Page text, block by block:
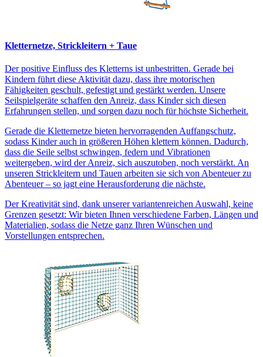
Kletternetze, Strickleitern + Taue
Der positive Einfluss des Kletterns ist unbestritten. Gerade bei
Kindern führt diese Aktivität dazu, dass ihre motorischen
Fähigkeiten geschult, gefestigt und gestärkt werden. Unsere
Seilspielgeräte schaffen den Anreiz, dass Kinder sich diesen
Erfahrungen stellen, und sorgen dazu noch für höchste Sicherheit.
Gerade die Kletternetze bieten hervorragenden Auffangschutz,
sodass Kinder auch in größeren Höhen klettern können. Dadurch,
dass die Seile selbst schwingen, federn und Vibrationen
weitergeben, wird der Anreiz, sich auszutoben, noch verstärkt. An
unseren Strickleitern und Tauen arbeiten sie sich von Abenteuer zu
Abenteuer – so jagt eine Herausforderung die nächste.
Der Kreativität sind, dank unserer variantenreichen Auswahl, keine
Grenzen gesetzt: Wir bieten Ihnen verschiedene Farben, Längen und
Materialien, sodass die Netze ganz Ihren Wünschen und
Vorstellungen entsprechen.